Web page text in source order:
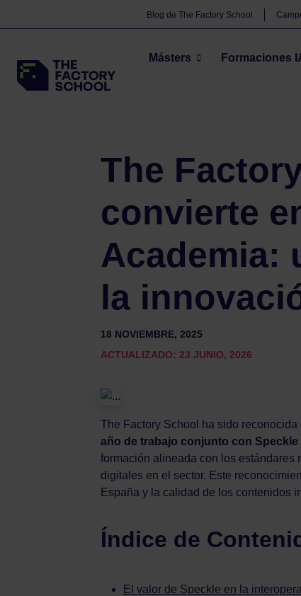
Másters Formaciones
Blog de The Factory School
The
convierte
Academia:
la
18 NOVIEMBRE, 2025
ACTUALIZADO: 23 JUNIO, 2026
The Factory School ha sido reconocida
año de trabajo conjunto con Speckle
formación alineada con los estándares
digitales en el sector. Este
España y la calidad de los contenidos
Índice de
El valor de Speckle en la